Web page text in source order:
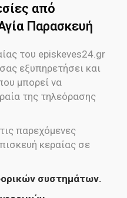
από
Παρασκευή
του episkeves24.gr
εξυπηρετήσει και
μπορεί να
της τηλεόρασης
παρεχόμενες
κεραίας σε
συστημάτων.